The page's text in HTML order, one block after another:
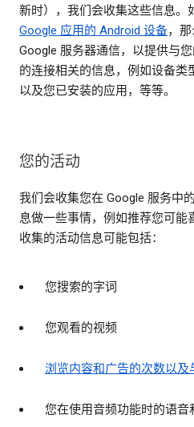
新时），我们会收集这些信息。
Google 应用的 Android 设备，
Google 服务器通信，以提供与
的连接相关的信息，例如设备类
以及您已安装的应用，等等。
您的活动
我们会收集您在 Google 服务中
息做一些事情，例如推荐您可能
收集的活动信息可能包括：
您搜索的字词
您观看的视频
浏览内容和广告的次数以及
您在使用音频功能时的语音